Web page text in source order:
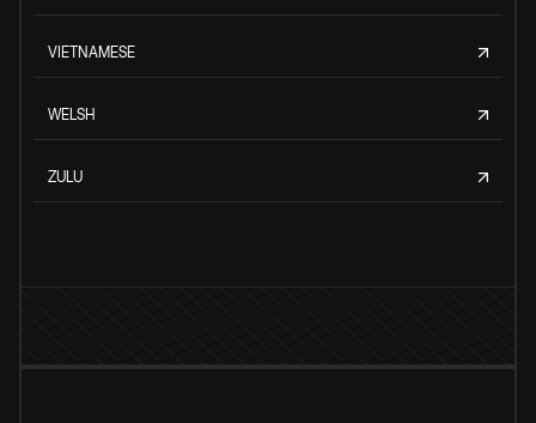
VIETNAMESE
WELSH
ZULU